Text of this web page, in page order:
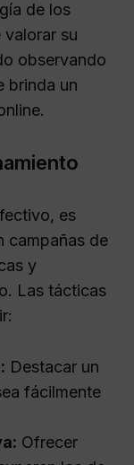
de los
su
observando
brinda un
es
campañas de
y
Las tácticas
Destacar un
fácilmente
Ofrecer